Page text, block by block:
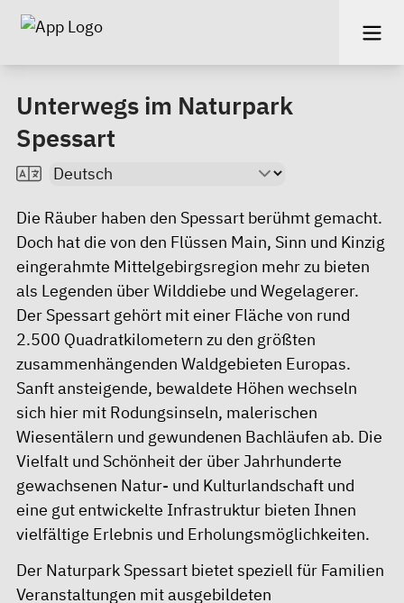
Unterwegs im Naturpark
Spessart
Die Räuber haben den Spessart berühmt gemacht.
Doch hat die von den Flüssen Main, Sinn und Kinzig
eingerahmte Mittelgebirgsregion mehr zu bieten
als Legenden über Wilddiebe und Wegelagerer.
Der Spessart gehört mit einer Fläche von rund
2.500 Quadratkilometern zu den größten
zusammenhängenden Waldgebieten Europas.
Sanft ansteigende, bewaldete Höhen wechseln
sich hier mit Rodungsinseln, malerischen
Wiesentälern und gewundenen Bachläufen ab. Die
Vielfalt und Schönheit der über Jahrhunderte
gewachsenen Natur- und Kulturlandschaft und
eine gut entwickelte Infrastruktur bieten Ihnen
vielfältige Erlebnis und Erholungsmöglichkeiten.
Der Naturpark Spessart bietet speziell für Familien
Veranstaltungen mit ausgebildeten